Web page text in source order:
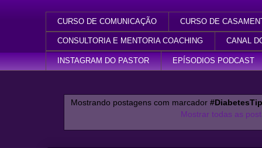
CURSO DE COMUNICAÇÃO CURSO DE
CONSULTORIA E MENTORIA COACHING CANAL
INSTAGRAM DO PASTOR EPÍSODIOS PODCAST
Mostrando postagens com marcador
Mostrar todas as